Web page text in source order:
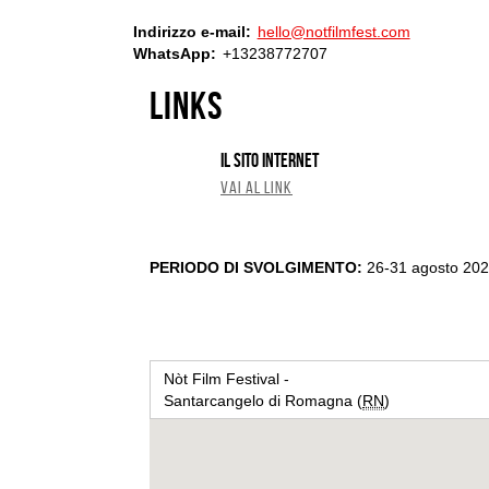
Indirizzo e-mail
hello@notfilmfest.com
WhatsApp
+13238772707
links
Il sito internet
VAI AL LINK
PERIODO DI SVOLGIMENTO: 26-31 agosto
Nòt Film Festival -
Santarcangelo di Romagna (RN)